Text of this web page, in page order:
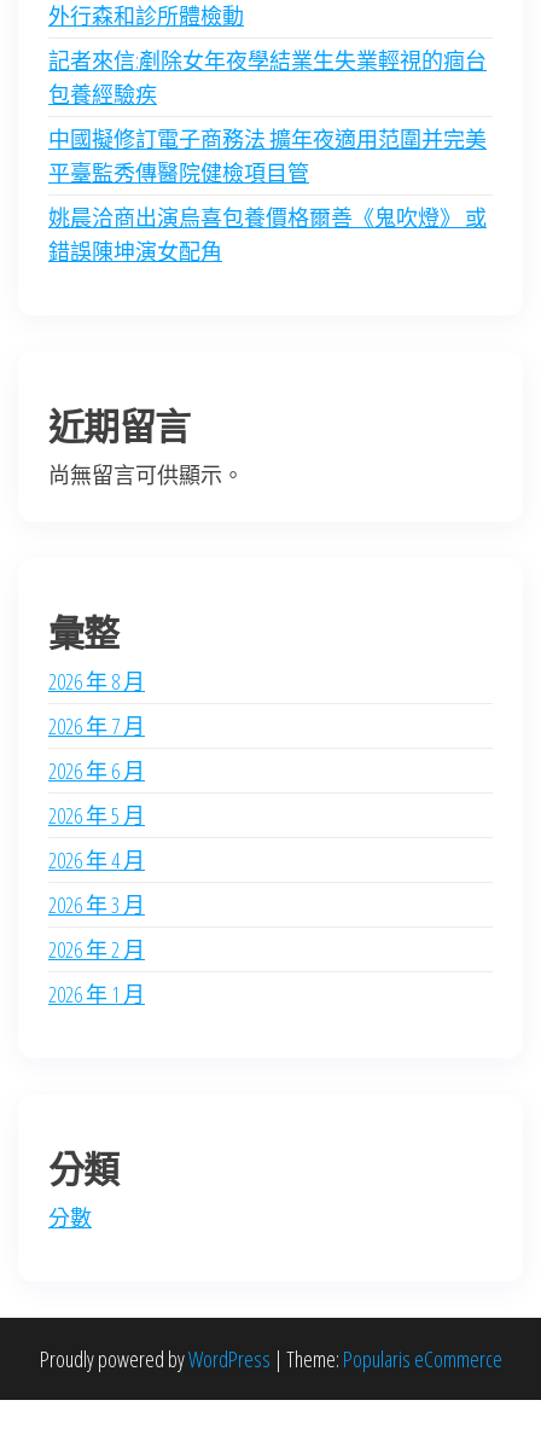
外行森和診所體檢動
記者來信:剷除女年夜學結業生失業輕視的痼台
包養經驗疾
中國擬修訂電子商務法 擴年夜適用范圍并完美
平臺監秀傳醫院健檢項目管
姚晨洽商出演烏喜包養價格爾善《鬼吹燈》 或
錯誤陳坤演女配角
近期留言
尚無留言可供顯示。
彙整
2026 年 8 月
2026 年 7 月
2026 年 6 月
2026 年 5 月
2026 年 4 月
2026 年 3 月
2026 年 2 月
2026 年 1 月
分類
分數
Proudly powered byWordPress | Theme: Popularis eCommerce